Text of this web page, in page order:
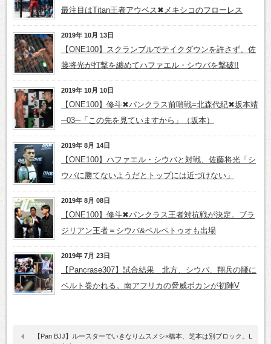
最注目はTitan王者アウベス✖メキシコのフローレス
2019年 10月 13日
【ONE100】スクランブルでテイクダウンを許さず、佐
藤将光が打撃を纏めてハファエル・シウバを撃破!!
2019年 10月 10日
【ONE100】修斗✖パンクラス前哨戦=北森代紀✖坂本靖
─03─「この先を見ていますから」（坂本）
2019年 8月 14日
【ONE100】ハファエル・シウバと対戦、佐藤将光「シ
ウバに勝てないようだとトップには近づけない」
2019年 8月 08日
【ONE100】修斗✖パンクラス王者対抗戦が決定。ブラ
ジリアン王者＝シウバ&ペルペトゥオも出場
2019年 7月 23日
【Pancrase307】試合結果 北方、シウバ、翔兵の腰に
ベルト巻かれる。南アフリカの脅威ボカンが初陣V
【Pan BJJ】ルースターでいきなりムスメシ×橋本、芝本は別ブロック。L